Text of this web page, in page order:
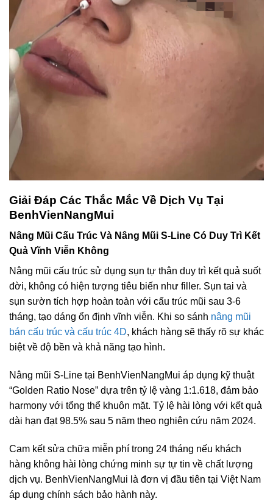
Giải Đáp Các Thắc Mắc Về Dịch Vụ Tại
BenhVienNangMui
Nâng Mũi Cấu Trúc Và Nâng Mũi S-Line Có Duy Trì Kết
Quả Vĩnh Viễn Không
Nâng mũi cấu trúc sử dụng sụn tự thân duy trì kết quả suốt
đời, không có hiện tượng tiêu biến như filler. Sụn tai và
sụn sườn tích hợp hoàn toàn với cấu trúc mũi sau 3-6
tháng, tạo dáng ổn định vĩnh viễn. Khi so sánh nâng mũi
bán cấu trúc và cấu trúc 4D, khách hàng sẽ thấy rõ sự khác
biệt về độ bền và khả năng tạo hình.
Nâng mũi S-Line tại BenhVienNangMui áp dụng kỹ thuật
“Golden Ratio Nose” dựa trên tỷ lệ vàng 1:1.618, đảm bảo
harmony với tổng thể khuôn mặt. Tỷ lệ hài lòng với kết quả
dài hạn đạt 98.5% sau 5 năm theo nghiên cứu năm 2024.
Cam kết sửa chữa miễn phí trong 24 tháng nếu khách
hàng không hài lòng chứng minh sự tự tin về chất lượng
dịch vụ. BenhVienNangMui là đơn vị đầu tiên tại Việt Nam
áp dụng chính sách bảo hành này.